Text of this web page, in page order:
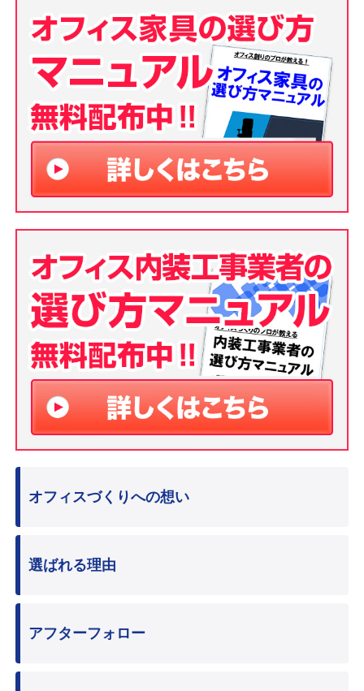
オフィスづくりへの想い
選ばれる理由
アフターフォロー